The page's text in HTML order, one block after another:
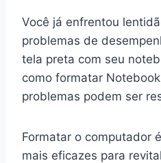
Você já enfrentou
problemas de
tela preta com seu
como formatar
problemas podem ser
Formatar o computador
mais eficazes para